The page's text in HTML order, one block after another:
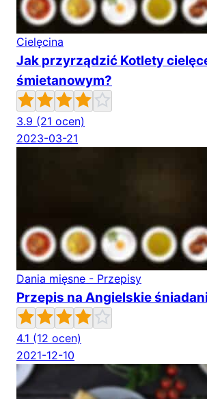
Cielęcina
Jak przyrządzić Kotlety
śmietanowym?
3.9 (21 ocen)
2023-03-21
Dania mięsne - Przepisy
Przepis na Angielskie
4.1 (12 ocen)
2021-12-10